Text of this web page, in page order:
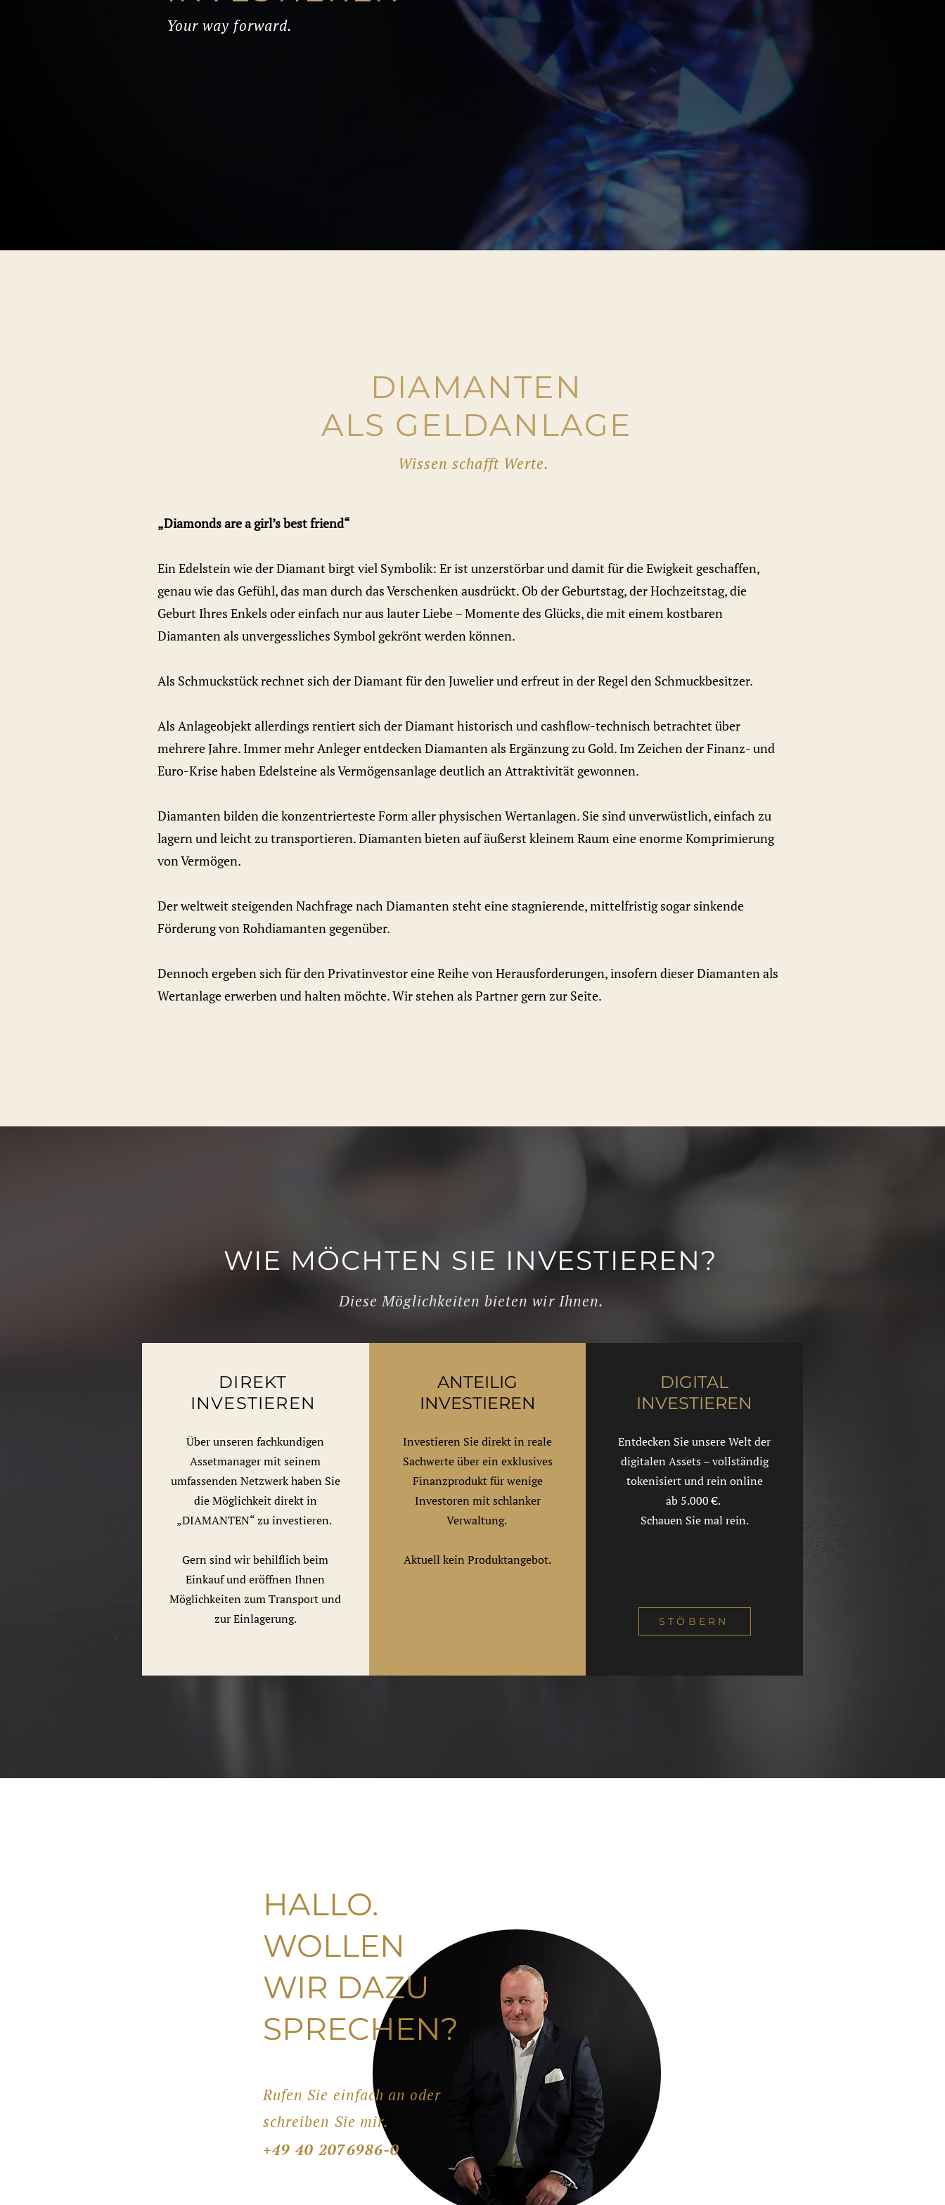
Your way forward.
DIAMANTEN
ALS GELDANLAGE
Wissen schafft Werte.
„Diamonds are a girl’s best friend“
Ein Edelstein wie der Diamant birgt viel Symbolik: Er ist unzerstörbar und damit für die Ewigkeit geschaffen,
genau wie das Gefühl, das man durch das Verschenken ausdrückt. Ob der Geburtstag, der Hochzeitstag, die
Geburt Ihres Enkels oder einfach nur aus lauter Liebe – Momente des Glücks, die mit einem kostbaren
Diamanten als unvergessliches Symbol gekrönt werden können.
Als Schmuckstück rechnet sich der Diamant für den Juwelier und erfreut in der Regel den Schmuckbesitzer.
Als Anlageobjekt allerdings rentiert sich der Diamant historisch und cashflow-technisch betrachtet über
mehrere Jahre. Immer mehr Anleger entdecken Diamanten als Ergänzung zu Gold. Im Zeichen der Finanz- und
Euro-Krise haben Edelsteine als Vermögensanlage deutlich an Attraktivität gewonnen.
Diamanten bilden die konzentrierteste Form aller physischen Wertanlagen. Sie sind unverwüstlich, einfach zu
lagern und leicht zu transportieren. Diamanten bieten auf äußerst kleinem Raum eine enorme Komprimierung
von Vermögen.
Der weltweit steigenden Nachfrage nach Diamanten steht eine stagnierende, mittelfristig sogar sinkende
Förderung von Rohdiamanten gegenüber.
Dennoch ergeben sich für den Privatinvestor eine Reihe von Herausforderungen, insofern dieser Diamanten als
Wertanlage erwerben und halten möchte. Wir stehen als Partner gern zur Seite.
WIE MÖCHTEN SIE INVESTIEREN?
Diese Möglichkeiten bieten wir Ihnen.
DIREKT
INVESTIEREN
Über unseren fachkundigen
Assetmanager mit seinem
umfassenden Netzwerk haben Sie
die Möglichkeit direkt in
„DIAMANTEN“ zu investieren.
Gern sind wir behilflich beim
Einkauf und eröffnen Ihnen
Möglichkeiten zum Transport und
zur Einlagerung.
ANTEILIG
INVESTIEREN
Investieren Sie direkt in reale
Sachwerte über ein exklusives
Finanzprodukt für wenige
Investoren mit schlanker
Verwaltung.
Aktuell kein Produktangebot.
DIGITAL
INVESTIEREN
Entdecken Sie unsere Welt der
digitalen Assets – vollständig
tokenisiert und rein online
ab 5.000 €.
Schauen Sie mal rein.
STÖBERN
HALLO.
WOLLEN
WIR DAZU
SPRECHEN?
+49 40 2076986-0
Rufen Sie einfach an oder
schreiben Sie mir.